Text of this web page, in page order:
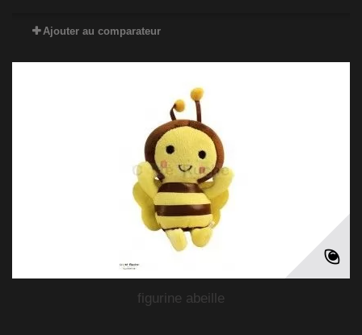
Ajouter au comparateur
figurine abeille